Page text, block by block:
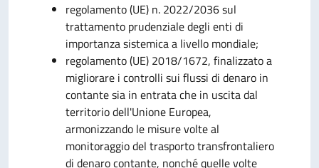
regolamento (UE) n. 2022/2036 sul
trattamento prudenziale degli enti di
importanza sistemica a livello mondiale;
regolamento (UE) 2018/1672, finalizzato a
migliorare i controlli sui flussi di denaro in
contante sia in entrata che in uscita dal
territorio dell'Unione Europea,
armonizzando le misure volte al
monitoraggio del trasporto transfrontaliero
di denaro contante, nonché quelle volte